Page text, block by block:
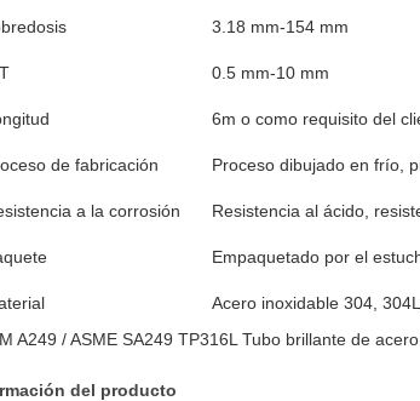
3.18 mm-154 mm
0.5 mm-10 mm
6m o como requisito del
de fabricación Proceso dibujado en frío,
a la corrosión Resistencia al ácido,
Empaquetado por el
Acero inoxidable 304,
A249 / ASME SA249 TP316L Tubo brillante de
del producto